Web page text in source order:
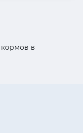
кормов в